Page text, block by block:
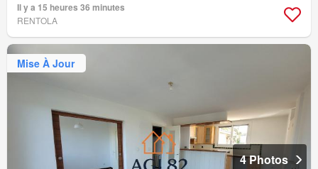
Il y a 15 heures 36 minutes
RENTOLA
Mise À Jour
4 Photos